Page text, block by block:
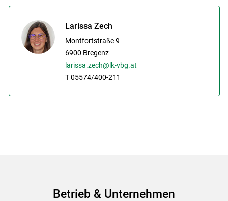
Larissa Zech
Montfortstraße 9
6900 Bregenz
larissa.zech@lk-vbg.at
T 05574/400-211
Betrieb & Unternehmen